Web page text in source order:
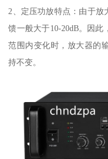
2、定压功放特点：由于放
馈一般大于10-20dB。因
范围内变化时，放大器的
持不变。